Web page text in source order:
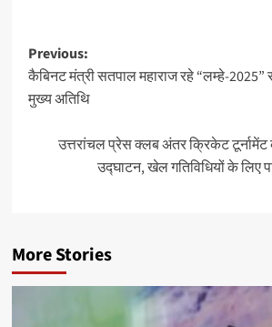
Post
navigation
Previous:
कैबिनट मंत्री सतपाल महाराज रहे “लम्हे-2025”
मुख्य अतिथि
उत्तरांचल प्रेस क्लब अंतर क्रिकेट टूर्नामेंट
उद्घाटन, खेल गतिविधियों के लिए
More Stories